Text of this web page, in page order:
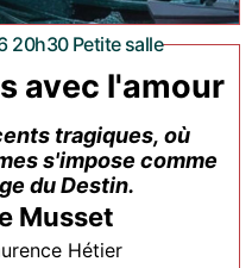
20h30 Petite salle
avec l'amour
tragiques, où
s'impose comme
du Destin.
Musset
Hétier